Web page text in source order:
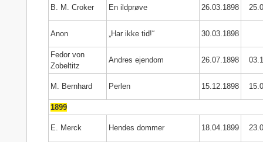
B. M. Croker En ildprøve 26.03.1898
Anon „Har ikke tid!“ 30.03.1898
Fedor von
Zobeltitz
Andres ejendom 26.07.1898
M. Bernhard Perlen 15.12.1898
1899
E. Merck Hendes dommer 18.04.1899